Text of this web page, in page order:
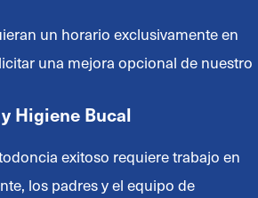
un horario exclusivamente en
una mejora opcional de nuestro
Higiene Bucal
exitoso requiere trabajo en
los padres y el equipo de